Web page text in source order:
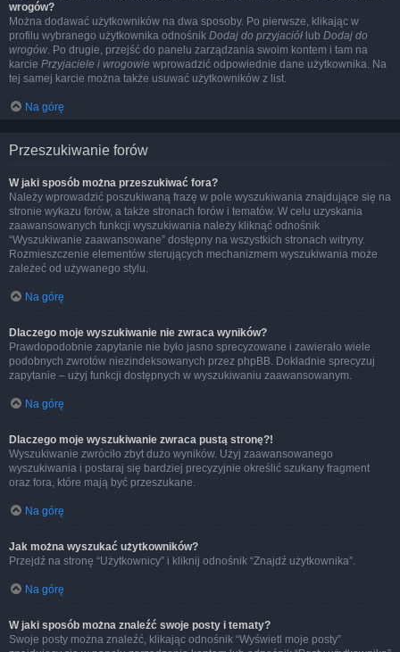
wrogów?
Można dodawać użytkowników na dwa sposoby. Po pierwsze, klikając w
profilu wybranego użytkownika odnośnik Dodaj do przyjaciół lub Dodaj do
wrogów. Po drugie, przejść do panelu zarządzania swoim kontem i tam na
karcie Przyjaciele i wrogowie wprowadzić odpowiednie dane użytkownika. Na
tej samej karcie można także usuwać użytkowników z list.
Na górę
Przeszukiwanie forów
W jaki sposób można przeszukiwać fora?
Należy wprowadzić poszukiwaną frazę w pole wyszukiwania znajdujące się na
stronie wykazu forów, a także stronach forów i tematów. W celu uzyskania
zaawansowanych funkcji wyszukiwania należy kliknąć odnośnik
“Wyszukiwanie zaawansowane” dostępny na wszystkich stronach witryny.
Rozmieszczenie elementów sterujących mechanizmem wyszukiwania może
zależeć od używanego stylu.
Na górę
Dlaczego moje wyszukiwanie nie zwraca wyników?
Prawdopodobnie zapytanie nie było jasno sprecyzowane i zawierało wiele
podobnych zwrotów niezindeksowanych przez phpBB. Dokładnie sprecyzuj
zapytanie – użyj funkcji dostępnych w wyszukiwaniu zaawansowanym.
Na górę
Dlaczego moje wyszukiwanie zwraca pustą stronę?!
Wyszukiwanie zwróciło zbyt dużo wyników. Użyj zaawansowanego
wyszukiwania i postaraj się bardziej precyzyjnie określić szukany fragment
oraz fora, które mają być przeszukane.
Na górę
Jak można wyszukać użytkowników?
Przejdź na stronę “Użytkownicy” i kliknij odnośnik “Znajdź użytkownika”.
Na górę
W jaki sposób można znaleźć swoje posty i tematy?
Swoje posty można znaleźć, klikając odnośnik “Wyświetl moje posty”